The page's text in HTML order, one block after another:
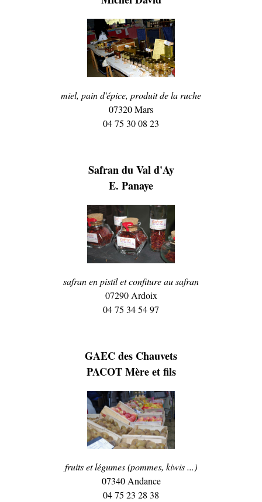
miel, pain d'épice, produit de la ruche
07320 Mars
04 75 30 08 23
Safran du Val d'Ay
E. Panaye
safran en pistil et confiture au safran
07290 Ardoix
04 75 34 54 97
GAEC des Chauvets
PACOT Mère et fils
fruits et légumes (pommes, kiwis ...)
07340 Andance
04 75 23 28 38